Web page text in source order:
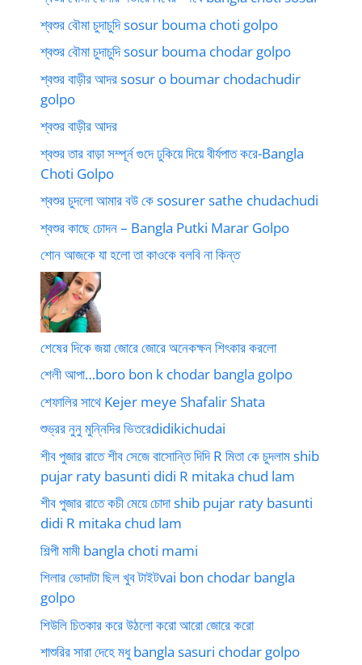
শ্বশুর বৌমা চুদাচুদি sosur bouma choti golpo
শ্বশুর বৌমা চুদাচুদি sosur bouma chodar golpo
শ্বশুর বাড়ীর আদর sosur o boumar chodachudir
golpo
শ্বশুর বাড়ীর আদর
শ্বশুর তার বাড়া সম্পূর্ন গুদে ঢুকিয়ে দিয়ে বীর্যপাত করে-Bangla
Choti Golpo
শ্বশুর চুদলো আমার বউ কে sosurer sathe chudachudi
শ্বশুর কাছে চোদন – Bangla Putki Marar Golpo
শোন আজকে যা হলো তা কাওকে বলবি না কিন্ত
শেষের দিকে জয়া জোরে জোরে অনেকক্ষন শিৎকার করলো
শেলী আপা…boro bon k chodar bangla golpo
শেফালির সাথে Kejer meye Shafalir Shata
শুভ্রর নুনু মুন্নিদির ভিতরেdidikichudai
শীব পুজার রাতে শীব সেজে বাসোন্তি দিদি R মিতা কে চুদলাম shib
pujar raty basunti didi R mitaka chud lam
শীব পুজার রাতে কচী মেয়ে চোদা shib pujar raty basunti
didi R mitaka chud lam
শিল্পী মামী bangla choti mami
শিলার ভোদাটা ছিল খুব টাইটvai bon chodar bangla
golpo
শিউলি চিতকার করে উঠলো করো আরো জোরে করো
শাশুরির সারা দেহে মধু bangla sasuri chodar golpo